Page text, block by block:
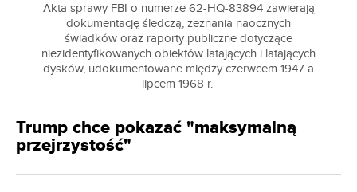
Akta sprawy FBI o numerze 62-HQ-83894 zawierają
dokumentację śledczą, zeznania naocznych
świadków oraz raporty publiczne dotyczące
niezidentyfikowanych obiektów latających i latających
dysków, udokumentowane między czerwcem 1947 a
lipcem 1968 r.
Trump chce pokazać "maksymalną
przejrzystość"